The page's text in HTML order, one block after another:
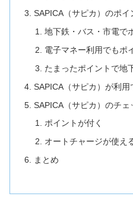
SAPICA（サピカ）のポイ
地下鉄・バス・市電で
電子マネー利用でもポ
たまったポイントで地
SAPICA（サピカ）が利用
SAPICA（サピカ）のチェ
ポイントが付く
オートチャージが使え
まとめ